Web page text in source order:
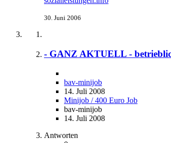
30. Juni 2006
- GANZ AKTUELL -
bav-minijob
14. Juli 2008
Minijob / 400 Euro Job
bav-minijob
14. Juli 2008
Antworten